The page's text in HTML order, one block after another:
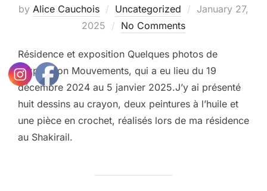
by Alice Cauchois Uncategorized
Posted
January 27,
2025
No Comments
Résidence et exposition Quelques photos de
l’exposition Mouvements, qui a eu lieu du 19
décembre 2024 au 5 janvier 2025.J’y ai présenté
huit dessins au crayon, deux peintures à l’huile et
une pièce en crochet, réalisés lors de ma résidence
au Shakirail.